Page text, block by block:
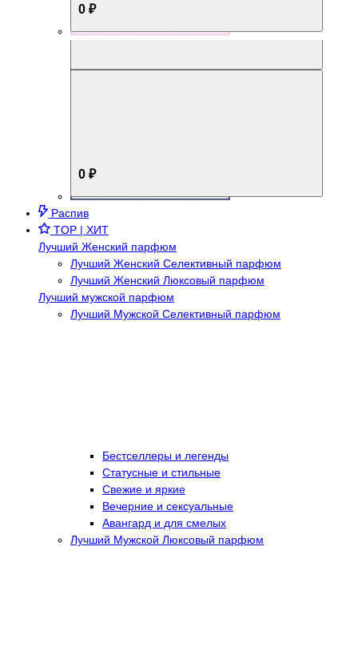
0 ₽
0 ₽
Распив
TOP | ХИТ
Лучший Женский парфюм
Лучший Женский Селективный парфюм
Лучший Женский Люксовый парфюм
Лучший мужской парфюм
Лучший Мужской Селективный парфюм
Бестселлеры и легенды
Статусные и стильные
Свежие и яркие
Вечерние и сексуальные
Авангард и для смелых
Лучший Мужской Люксовый парфюм